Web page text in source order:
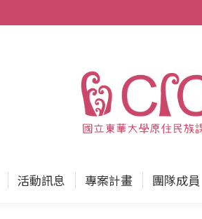
活動訊息 專案計畫 團隊成員
關於中心 最新消息 活動訊息